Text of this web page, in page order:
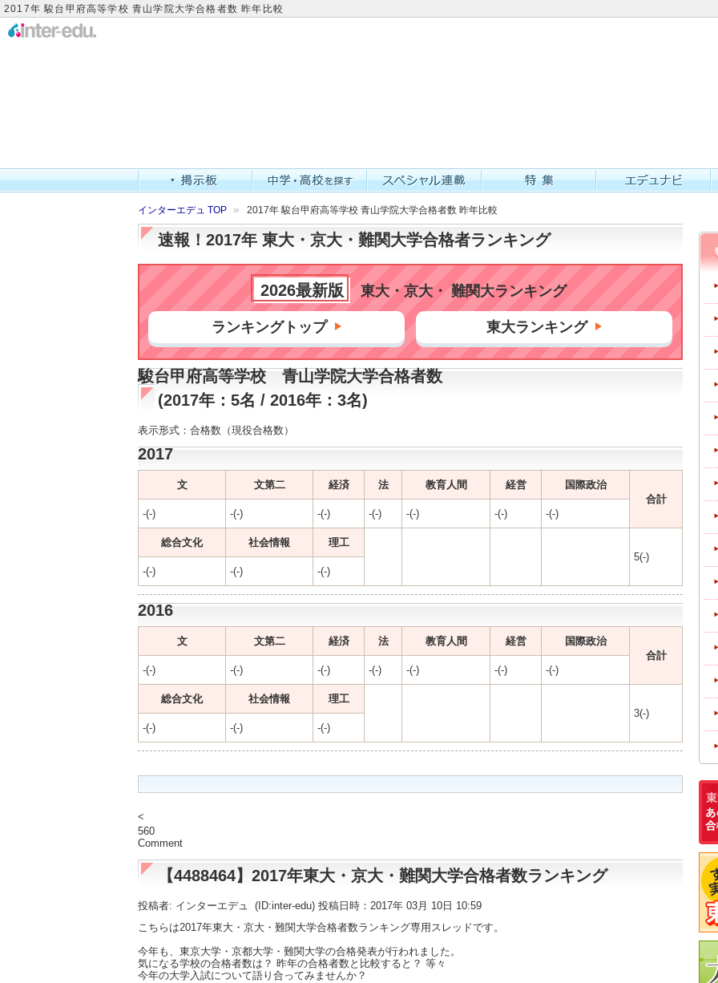
2017年 駿台甲府高等学校 青山学院大学合格者数 昨年比較
インターエデュ TOP 2017年 駿台甲府高等学校 青山学院大学合格者数 昨年比較
速報！2017年 東大・京大・難関大学合格者ランキング
2026最新版 東大・京大・ 難関大ランキング
ランキングトップ 東大ランキング
駿台甲府高等学校 青山学院大学合格者数
(2017年：5名 / 2016年：3名)
表示形式：合格数（現役合格数）
2017
文 文第二 経済 法 教育人間 経営
国際政治
合計
-(-)
-(-) -(-) -(-) -(-) -(-) -(-)
総合文化 社会情報
理工
5(-)
-(-)
-(-) -(-)
2016
文 文第二 経済 法 教育人間 経営
国際政治
合計
-(-)
-(-) -(-) -(-) -(-) -(-) -(-)
総合文化 社会情報
理工
3(-)
-(-)
-(-) -(-)
<
560
Comment
【4488464】2017年東大・京大・難関大学合格者数ランキング
投稿者: インターエデュ
(ID:inter-edu) 投稿日時：2017年 03月 10日 10:59
こちらは2017年東大・京大・難関大学合格者数ランキング専用スレッドです。
今年も、東京大学・京都大学・難関大学の合格発表が行われました。
気になる学校の合格者数は？ 昨年の合格者数と比較すると？ 等々
今年の大学入試について語り合ってみませんか？